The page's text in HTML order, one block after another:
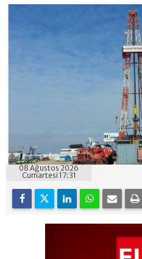
08 Ağustos 2026
Cumartesi 17:31